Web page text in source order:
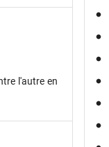
l'autre en